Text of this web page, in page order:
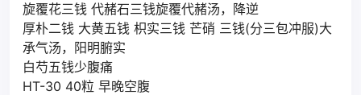
旋覆花三钱 代赭石三钱旋覆代赭汤，降逆
厚朴二钱 大黄五钱 枳实三钱 芒硝 三钱(分三包冲服)大
承气汤，阳明腑实
白芍五钱少腹痛
HT-30 40粒 早晚空腹